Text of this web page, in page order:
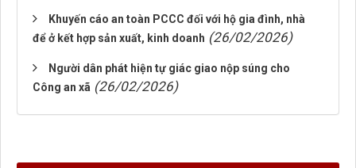
Khuyến cáo an toàn PCCC đối với hộ gia đình, nhà
để ở kết hợp sản xuất, kinh doanh (26/02/2026)
Người dân phát hiện tự giác giao nộp súng cho
Công an xã (26/02/2026)